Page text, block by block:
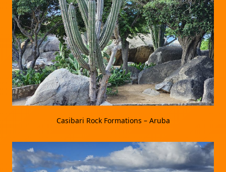
Casibari Rock Formations – Aruba